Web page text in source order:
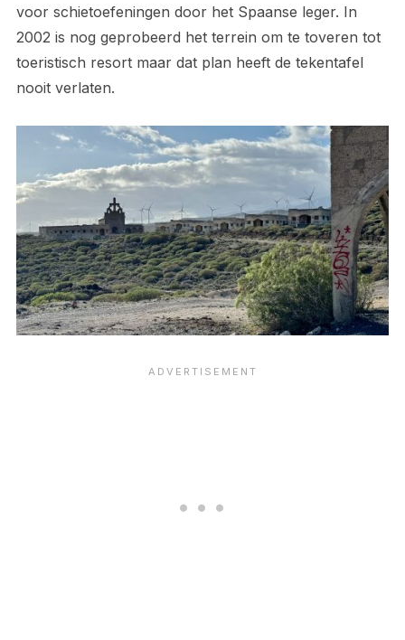
voor schietoefeningen door het Spaanse leger. In
2002 is nog geprobeerd het terrein om te toveren tot
toeristisch resort maar dat plan heeft de tekentafel
nooit verlaten.